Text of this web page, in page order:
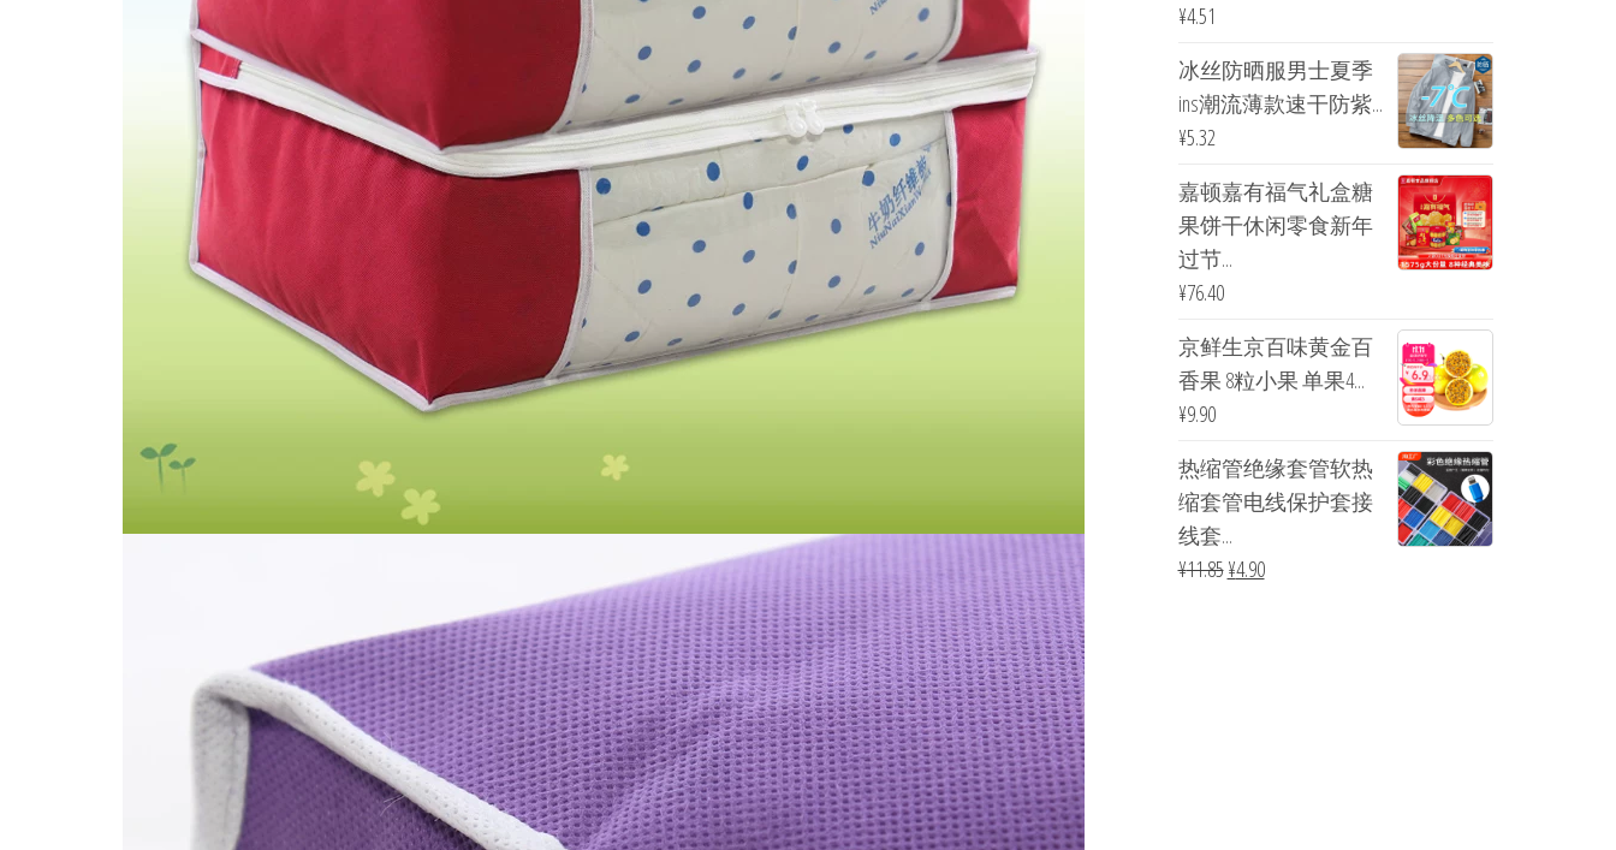
¥4.51
冰丝防晒服男士夏季
ins潮流薄款速干防紫...
¥5.32
嘉顿嘉有福气礼盒糖
果饼干休闲零食新年
过节...
¥76.40
京鲜生京百味黄金百
香果 8粒小果 单果4...
¥9.90
热缩管绝缘套管软热
缩套管电线保护套接
线套...
¥11.85¥4.90